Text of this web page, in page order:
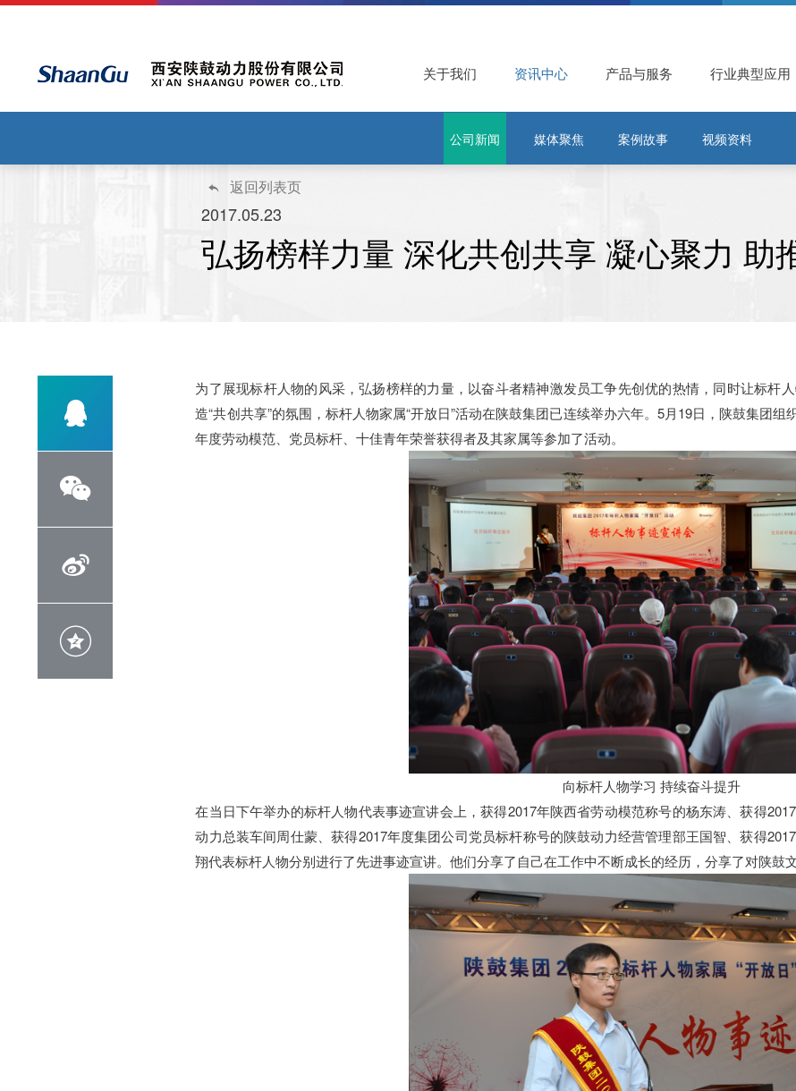
关于我们 资讯中心 产品与服务 行业典型应用
公司新闻 媒体聚焦 案例故事 视频资料
 返回列表页
2017.05.23
弘扬榜样力量 深化共创共享 凝心聚力 助




为了展现标杆人物的风采，弘扬榜样的力量，以奋斗者精神激发员工争先创优的热情，同时让标杆
造“共创共享”的氛围，标杆人物家属“开放日”活动在陕鼓集团已连续举办六年。5月19日，陕鼓集团
年度劳动模范、党员标杆、十佳青年荣誉获得者及其家属等参加了活动。
向标杆人物学习 持续奋斗提升
在当日下午举办的标杆人物代表事迹宣讲会上，获得2017年陕西省劳动模范称号的杨东涛、获得
动力总装车间周仕蒙、获得2017年度集团公司党员标杆称号的陕鼓动力经营管理部王国智、获得
翔代表标杆人物分别进行了先进事迹宣讲。他们分享了自己在工作中不断成长的经历，分享了对陕鼓